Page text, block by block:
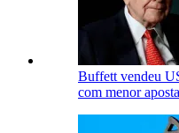
Buffett vendeu
com menor